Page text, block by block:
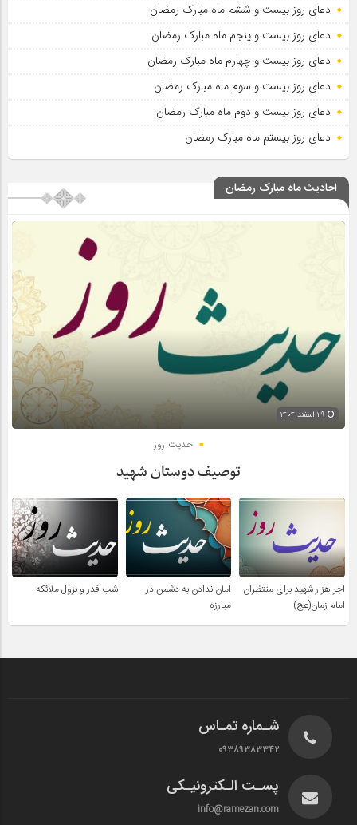
دعای روز بیست و ششم ماه مبارک رمضان
دعای روز بیست و پنجم ماه مبارک رمضان
دعای روز بیست و چهارم ماه مبارک رمضان
دعای روز بیست و سوم ماه مبارک رمضان
دعای روز بیست و دوم ماه مبارک رمضان
دعای روز بیستم ماه مبارک رمضان
احادیث ماه مبارک رمضان
حدیث روز
توصیف دوستان شهید
اجر هزار شهید برای منتظران
امام زمان(عج)
امان ندادن به دشمن در
مبارزه
شب قدر و نزول ملائکه
شـماره تمـاس
۰۹۳۸۹۳۸۳۳۴۲
پسـت الـکترونیـکی
info@ramezan.com